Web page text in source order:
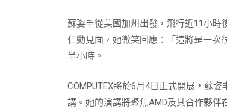
蘇姿丰從美國加州出發，飛行近11小時
仁勳見面，她微笑回應：「這將是一次
半小時。
COMPUTEX將於6月4日正式開展，蘇
講。她的演講將聚焦AMD及其合作夥